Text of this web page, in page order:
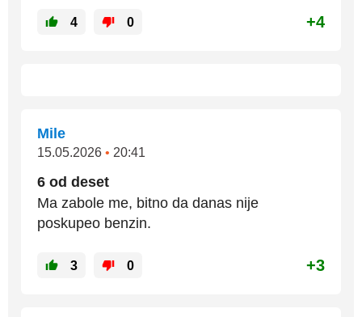
4 0 +4
Mile
15.05.2026 • 20:41
6 od deset
Ma zabole me, bitno da danas nije
poskupeo benzin.
3 0 +3